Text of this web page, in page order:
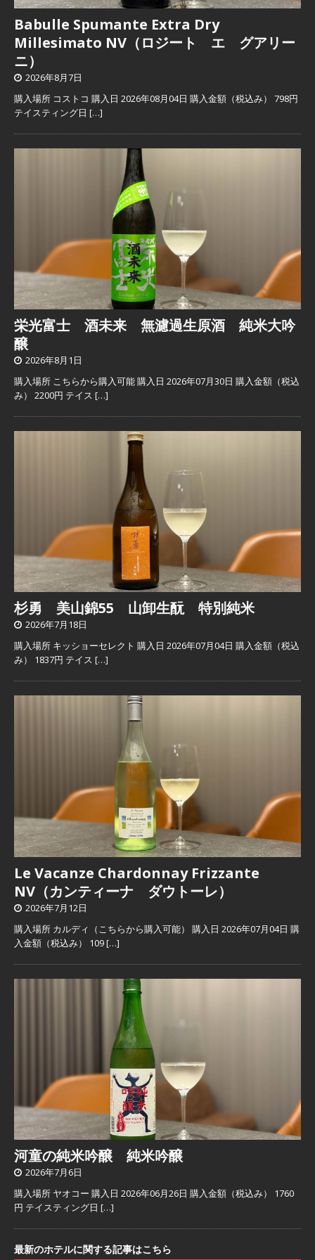
Babulle Spumante Extra Dry
Millesimato NV（ロジート エ グアリー
ニ）
2026年8月7日
購入場所 コストコ 購入日 2026年08月04日 購入金額（税込み） 798円
テイスティング日 […]
栄光富士 酒未来 無濾過生原酒 純米大吟
醸
2026年8月1日
購入場所 こちらから購入可能 購入日 2026年07月30日 購入金額（税込
み） 2200円 テイス […]
杉勇 美山錦55 山卸生酛 特別純米
2026年7月18日
購入場所 キッショーセレクト 購入日 2026年07月04日 購入金額（税込
み） 1837円 テイス […]
Le Vacanze Chardonnay Frizzante
NV（カンティーナ ダウトーレ）
2026年7月12日
購入場所 カルディ（こちらから購入可能） 購入日 2026年07月04日 購
入金額（税込み） 109[…]
河童の純米吟醸 純米吟醸
2026年7月6日
購入場所 ヤオコー 購入日 2026年06月26日 購入金額（税込み） 1760
円 テイスティング日 […]
最新のホテルに関する記事はこちら